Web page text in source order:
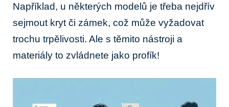
Například, u některých modelů je třeba nejdřív
sejmout kryt či zámek, což může vyžadovat
trochu trpělivosti. Ale s těmito nástroji a
materiály to zvládnete jako profík!